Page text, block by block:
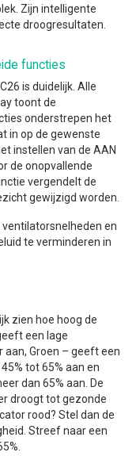
Zijn intelligente
droogresultaten.
functies
is duidelijk. Alle
toont de
onderstrepen het
in op de gewenste
instellen van de AAN
de onopvallende
vergendelt de
gewijzigd worden.
ventilatorsnelheden en
te verminderen in
zien hoe hoog de
een lage
Groen – geeft een
tot 65% aan en
dan 65% aan. De
droogt tot gezonde
rood? Stel dan de
Streef naar een